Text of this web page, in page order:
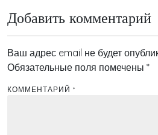
Добавить комментарий
Ваш адрес email не будет
Обязательные поля помечены *
КОММЕНТАРИЙ *